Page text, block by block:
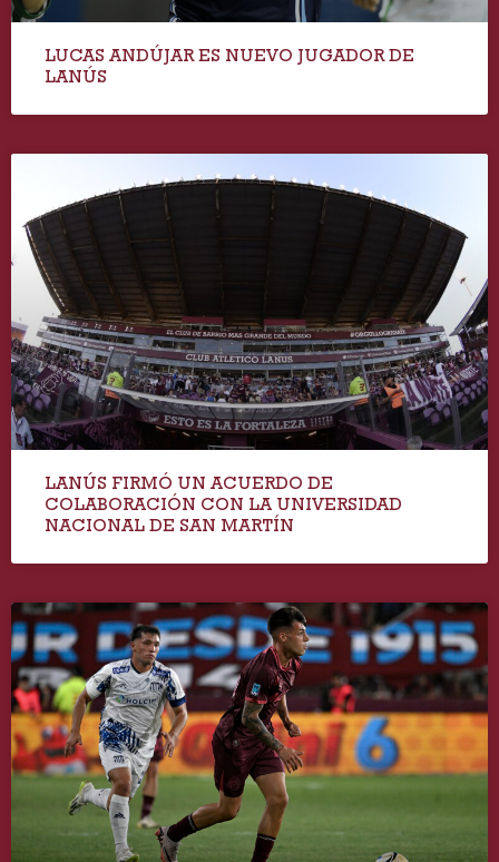
LUCAS ANDÚJAR ES NUEVO JUGADOR DE
LANÚS
LANÚS FIRMÓ UN ACUERDO DE
COLABORACIÓN CON LA UNIVERSIDAD
NACIONAL DE SAN MARTÍN